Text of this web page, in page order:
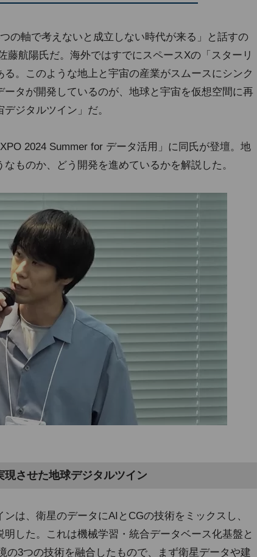
の軸で考えないと成立しない時代が来る」と話すの
藤航陽氏だ。海外ではすでにスペースXの「スターリ
。このような地上と宇宙の産業がスムースにシンク
タが開発しているのが、地球と宇宙を仮想空間に再
ジタルツイン」だ。
2024 Summer for データ活用」に同氏が登壇。地
ものか、どう開発を進めているかを解説した。
させた地球デジタルツイン
は、衛星のデータにAIとCGの技術をミックスし、
した。これは機械学習・統合データベース化基盤と
の3つの技術を融合したもので、まず衛星データや建